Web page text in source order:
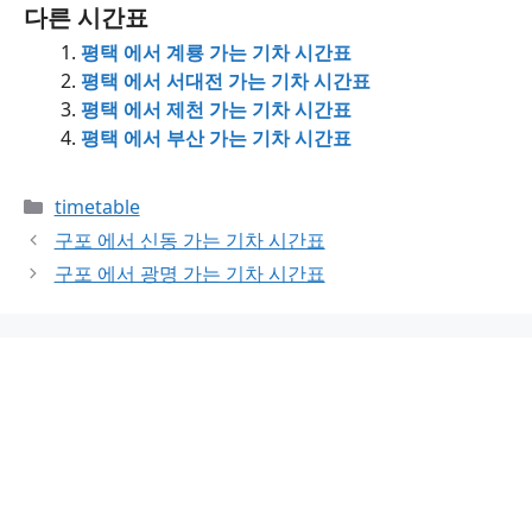
다른 시간표
평택 에서 계룡 가는 기차 시간표
평택 에서 서대전 가는 기차 시간표
평택 에서 제천 가는 기차 시간표
평택 에서 부산 가는 기차 시간표
Categories
timetable
구포 에서 신동 가는 기차 시간표
구포 에서 광명 가는 기차 시간표